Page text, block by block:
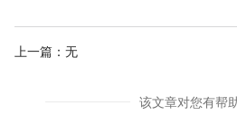
上一篇：无
该文章对您有帮